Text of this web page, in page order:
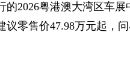
的2026粤港澳大湾区车
零售价47.98万元起，